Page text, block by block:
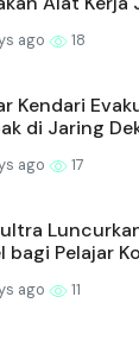
ago 18
Kendari
di Jaring
ago 17
bagi Pelajar
ago 11